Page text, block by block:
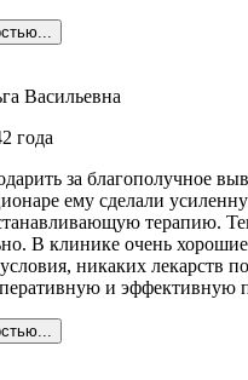
Васильевна
года
за благополучное
ему сделали
терапию.
В клинике очень
никаких лекарств
и эффективную